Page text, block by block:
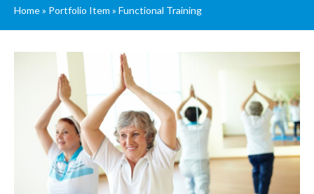
Home» Portfolio Item » Functional Training